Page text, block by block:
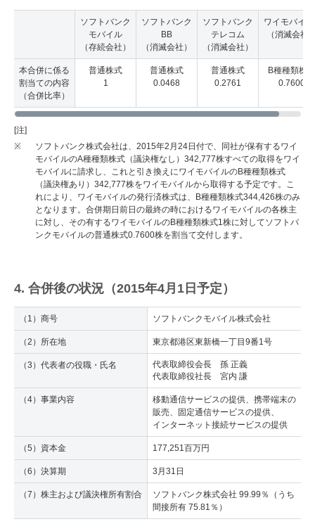
ソフトバンク
モバイル
（存続会社）
ソフトバンク
BB
（消滅会社）
ソフトバンク
テレコム
（消滅会社）
ワイモバイル
（消滅会社
本合併に係る
割当ての内容
（合併比率）
普通株式
1
普通株式
0.0468
普通株式
0.2761
B種種類株式
0.7600
[注]
※
ソフトバンク株式会社は、2015年2月24日付で、同社が保有するワイ
モバイルのA種種類株式（議決権なし）342,777株すべての取得をワイ
モバイルに請求し、これと引き換えにワイモバイルのB種種類株式
（議決権あり）342,777株をワイモバイルから取得する予定です。こ
れにより、ワイモバイルの発行済株式は、B種種類株式344,426株のみ
となります。合併期日前日の最終の時におけるワイモバイルの各株主
に対し、その有するワイモバイルのB種種類株式1株に対してソフトバ
ンクモバイルの普通株式0.7600株を割当て交付します。
4. 合併後の状況（2015年4月1日予定）
（1）商号 ソフトバンクモバイル株式会社
（2）所在地 東京都港区東新橋一丁目9番1号
（3）代表者の役職・氏名
代表取締役会長 孫 正義
代表取締役社長 宮内 謙
（4）事業内容
移動通信サービスの提供、携帯端末の
販売、固定通信サービスの提供、
インターネット接続サービスの提供
（5）資本金 177,251百万円
（6）決算期 3月31日
（7）株主および議決権所有割合
ソフトバンク株式会社 99.99％（うち
間接所有 75.81％）